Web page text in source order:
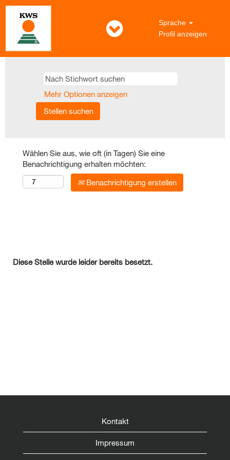
Sprache
Profil anzeigen
Mehr Optionen anzeigen
Wählen Sie aus, wie oft (in Tagen) Sie eine
Benachrichtigung erhalten möchten:
Benachrichtigung erstellen
Diese Stelle wurde leider bereits besetzt.
Kontakt
Impressum